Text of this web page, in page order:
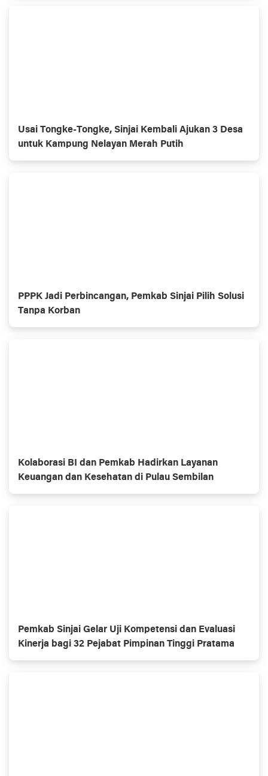
Usai Tongke-Tongke, Sinjai Kembali Ajukan 3 Desa
untuk Kampung Nelayan Merah Putih
PPPK Jadi Perbincangan, Pemkab Sinjai Pilih Solusi
Tanpa Korban
Kolaborasi BI dan Pemkab Hadirkan Layanan
Keuangan dan Kesehatan di Pulau Sembilan
Pemkab Sinjai Gelar Uji Kompetensi dan Evaluasi
Kinerja bagi 32 Pejabat Pimpinan Tinggi Pratama